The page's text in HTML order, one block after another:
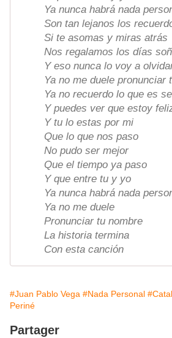
Ya nunca habrá nada
Son tan lejanos los
Si te asomas y miras atrás
Nos regalamos los días
Y eso nunca lo voy a
Ya no me duele pronunciar
Ya no recuerdo lo que es
Y puedes ver que estoy
Y tu lo estas por mi
Que lo que nos paso
No pudo ser mejor
Que el tiempo ya paso
Y que entre tu y yo
Ya nunca habrá nada
Ya no me duele
Pronunciar tu nombre
La historia termina
Con esta canción
#Juan Pablo Vega #Nada Personal
Periné
Partager